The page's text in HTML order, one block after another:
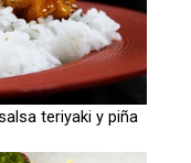
teriyaki y piña